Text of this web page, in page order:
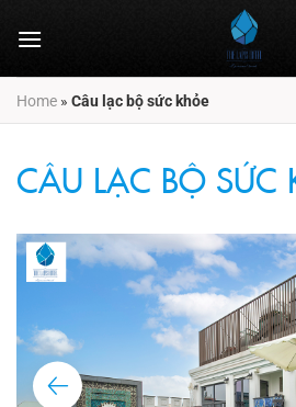
đến
dungHome » Câu lạc bộ sức khỏe
CÂU LẠC BỘ SỨC